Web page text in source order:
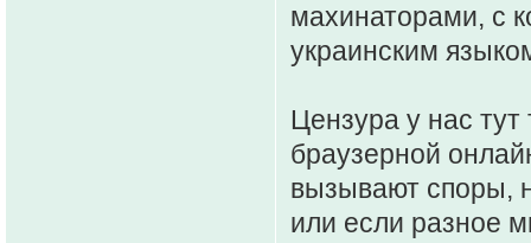
махинаторами, с
украинским
Цензура у нас тут
браузерной
вызывают споры,
или если разное